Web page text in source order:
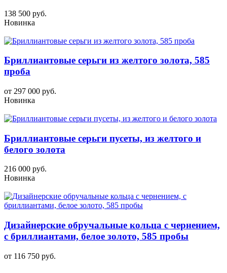
138 500 руб.
Новинка
Бриллиантовые серьги из желтого золота, 585
проба
от 297 000 руб.
Новинка
Бриллиантовые серьги пусеты, из желтого и
белого золота
216 000 руб.
Новинка
Дизайнерские обручальные кольца с чернением,
с бриллиантами, белое золото, 585 пробы
от 116 750 руб.